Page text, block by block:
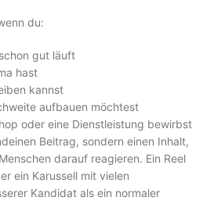
du:
gut läuft
hast
kannst
aufbauen möchtest
oder eine Dienstleistung bewirbst
Beitrag, sondern einen Inhalt,
darauf reagieren. Ein Reel
ein Karussell mit vielen
Kandidat als ein normaler